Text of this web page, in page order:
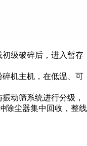
级破碎后，进入暂存
机主机，在低温、可
动筛系统进行分级，
除尘器集中回收，整线